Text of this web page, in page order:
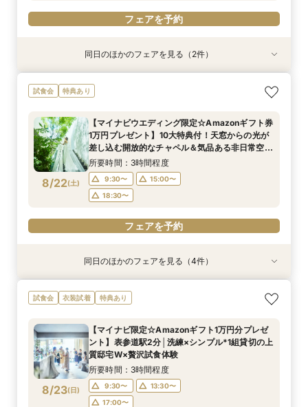
フェアを予約
特典あり
8/21 金)
【お好きなドレス1着無料】洗練＆シンプル貸切
邸宅*上質体験
10:00〜
14:00〜
17:30〜
フェアを予約
特典あり
8/21 金)
【30名様まで限定特典付】アットホームな少人
数婚向け相談会
10:00〜
14:00〜
17:30〜
フェアを予約
同日のほかのフェアを見る（2件）
試食会 特典あり
8/22(土)
【マイナビウエディング限定☆Amazonギフト券
1万円プレゼント】10大特典付！天窓からの光が
差し込む開放的なチャペル＆気品ある非日常空間
の披露宴会場を見学×シェフ監修*試食付フェア
所要時間：3時間程度
9:30〜
15:00〜
18:30〜
フェアを予約
特典あり
8/22(土)
ドレス1着無料で選べる*上質デザイナーズメゾン
貸切Ｗ×絶品試食
9:30〜
15:00〜
18:30〜
フェアを予約
特典あり
8/22(土)
【30名様以下OK】大人気の最新会場を少人数で
貸切に！全天候型のフォトジェニックなチャペル
お食事会場など最旬のミニマルウエディングを体
感
所要時間：3時間程度
9:30〜
15:00〜
18:30〜
フェアを予約
特典あり
8/22(土)
短期間でも理想が叶う◆安心サポート×豪華特典
付フェア
9:30〜
15:00〜
18:30〜
フェアを予約
特典あり
8/22(土)
【料理重視◎】国産牛・トリュフ”五感で愉し
む”フルコース試食
9:30〜
15:00〜
18:30〜
フェアを予約
同日のほかのフェアを見る（4件）
試食会 衣装試着 特典あり
8/23(日)
【マイナビ限定☆Amazonギフト1万円分プレゼ
ント】表参道駅2分│洗練×シンプル*1組貸切の上
質邸宅W×贅沢試食体験
所要時間：3時間程度
9:30〜
13:30〜
17:00〜